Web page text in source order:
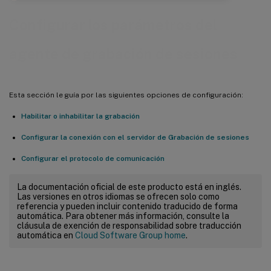
Esta sección le guía por las siguientes opciones de configuración:
Habilitar o inhabilitar la grabación
Configurar la conexión con el servidor de Grabación de sesiones
Configurar el protocolo de comunicación
La documentación oficial de este producto está en inglés.
Las versiones en otros idiomas se ofrecen solo como
referencia y pueden incluir contenido traducido de forma
automática. Para obtener más información, consulte la
cláusula de exención de responsabilidad sobre traducción
automática en Cloud Software Group home.